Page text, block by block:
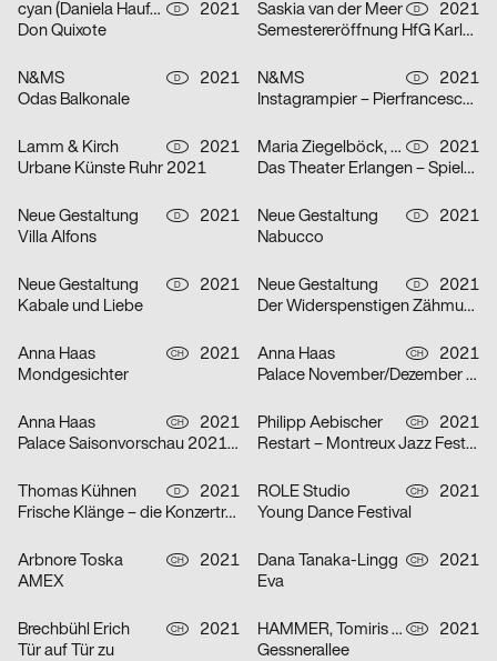
cyan (Daniela Haufe + Detlef Fiedler) D
2021
Don Quixote
Saskia van der Meer D
2021
Semestereröffnung HfG Karlsruhe
N&MS D
2021
Odas Balkonale
N&MS D
2021
Instagrampier – Pierfrancesco Celada
Lamm & Kirch D
2021
Urbane Künste Ruhr 2021
Maria Ziegelböck, Neue Gestaltung D
2021
Das Theater Erlangen – Spielzeit 2021/22
Neue Gestaltung D
2021
Villa Alfons
Neue Gestaltung D
2021
Nabucco
Neue Gestaltung D
2021
Kabale und Liebe
Neue Gestaltung D
2021
Der Widerspenstigen Zähmung
Anna Haas CH
2021
Mondgesichter
Anna Haas CH
2021
Palace November/Dezember 2021
Anna Haas CH
2021
Palace Saisonvorschau 2021/22
Philipp Aebischer CH
2021
Restart – Montreux Jazz Festival 2021
Thomas Kühnen D
2021
Frische Klänge – die Konzertreihe
ROLE Studio CH
2021
Young Dance Festival
Arbnore Toska CH
2021
AMEX
Dana Tanaka-Lingg CH
2021
Eva
Brechbühl Erich CH
2021
Tür auf Tür zu
HAMMER, Tomiris Shyngyssova CH
2021
Gessnerallee